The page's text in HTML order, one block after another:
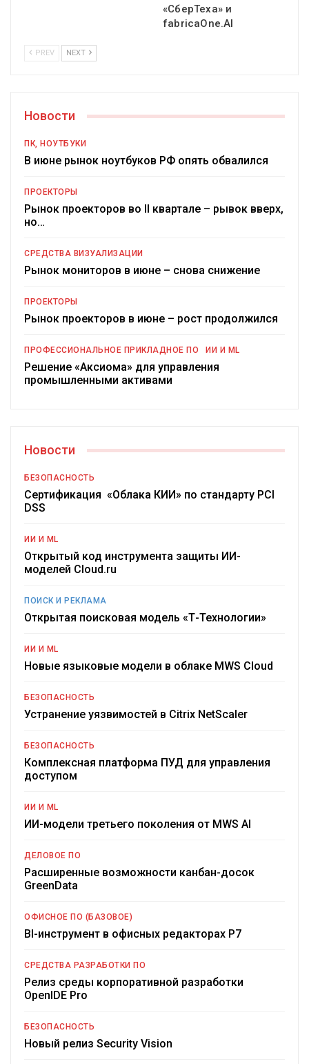
«СберТеха» и
fabricaOne.AI
PREV NEXT
Новости
ПК, НОУТБУКИ
В июне рынок ноутбуков РФ опять обвалился
ПРОЕКТОРЫ
Рынок проекторов во II квартале – рывок вверх,
но…
СРЕДСТВА ВИЗУАЛИЗАЦИИ
Рынок мониторов в июне – снова снижение
ПРОЕКТОРЫ
Рынок проекторов в июне – рост продолжился
ПРОФЕССИОНАЛЬНОЕ ПРИКЛАДНОЕ ПО ИИ И ML
Решение «Аксиома» для управления
промышленными активами
Новости
БЕЗОПАСНОСТЬ
Сертификация «Облака КИИ» по стандарту PCI
DSS
ИИ И ML
Открытый код инструмента защиты ИИ-
моделей Cloud.ru
ПОИСК И РЕКЛАМА
Открытая поисковая модель «Т-Технологии»
ИИ И ML
Новые языковые модели в облаке MWS Cloud
БЕЗОПАСНОСТЬ
Устранение уязвимостей в Citrix NetScaler
БЕЗОПАСНОСТЬ
Комплексная платформа ПУД для управления
доступом
ИИ И ML
ИИ-модели третьего поколения от MWS AI
ДЕЛОВОЕ ПО
Расширенные возможности канбан-досок
GreenData
ОФИСНОЕ ПО (БАЗОВОЕ)
BI-инструмент в офисных редакторах Р7
СРЕДСТВА РАЗРАБОТКИ ПО
Релиз среды корпоративной разработки
OpenIDE Pro
БЕЗОПАСНОСТЬ
Новый релиз Security Vision